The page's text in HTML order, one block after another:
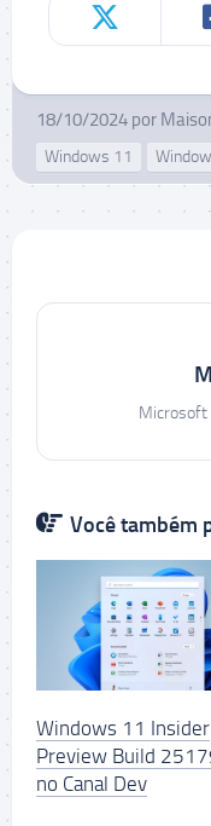
18/10/2024 por
Windows 11
Microsoft
Você também
Windows 11 Insider
Preview Build
no Canal Dev